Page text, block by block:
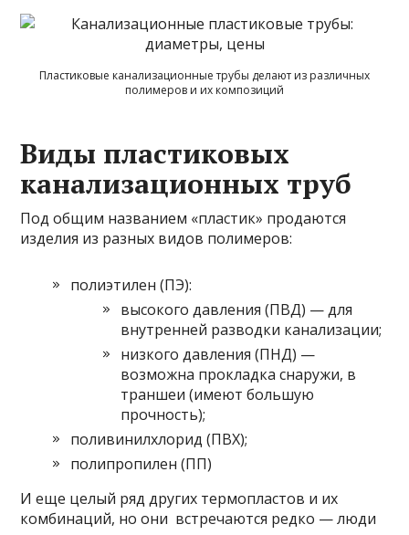
Пластиковые канализационные трубы делают из различных
полимеров и их композиций
Виды пластиковых
канализационных труб
Под общим названием «пластик» продаются
изделия из разных видов полимеров:
полиэтилен (ПЭ):
высокого давления (ПВД) — для
внутренней разводки канализации;
низкого давления (ПНД) —
возможна прокладка снаружи, в
траншеи (имеют большую
прочность);
поливинилхлорид (ПВХ);
полипропилен (ПП)
И еще целый ряд других термопластов и их
комбинаций, но они встречаются редко — люди